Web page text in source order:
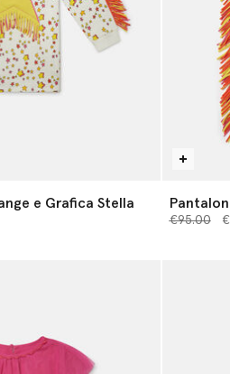
e Grafica Stella
Grafica
Prezzo
€95.00a